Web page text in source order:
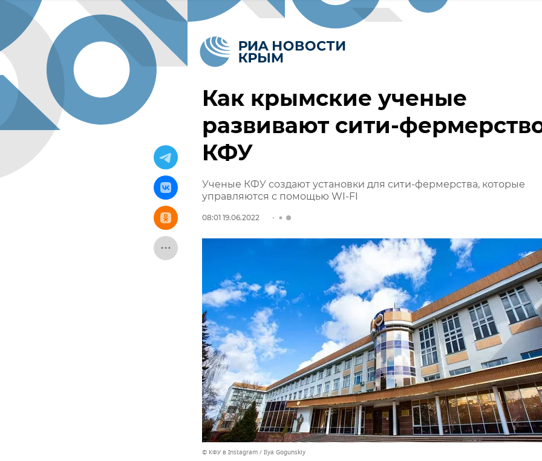
Как крымские ученые
развивают сити-
КФУ
Ученые КФУ создают установки для сити-фермерства, которые
управляются с помощью WI-FI
08:01 19.06.2022
© КФУ в Instagram / Ilya Gogunskiy